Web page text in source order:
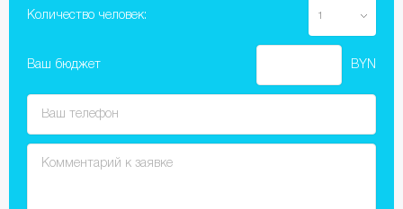
Количество человек:
Ваш бюджет BYN